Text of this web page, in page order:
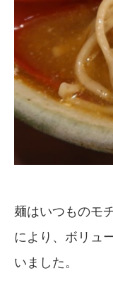
麺はいつものモ
により、ボリュ
いました。